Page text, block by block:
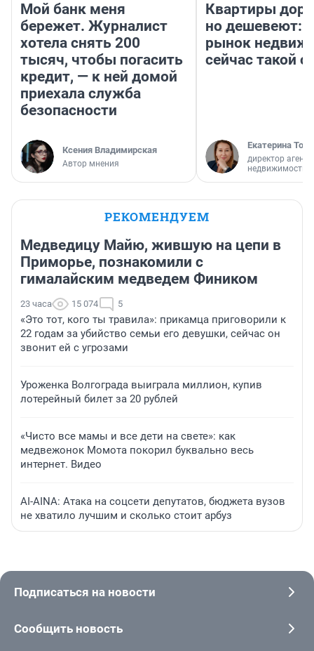
Мой банк меня
бережет. Журналист
хотела снять 200
тысяч, чтобы погасить
кредит, — к ней домой
приехала служба
безопасности
Ксения Владимирская
Автор мнения
Квартиры
но дешевеют:
рынок
сейчас такой
Екатерина
директор
недвижимости
РЕКОМЕНДУЕМ
Медведицу Майю, жившую на цепи в
Приморье, познакомили с
гималайским медведем Фиником
23 часа 15 074 5
«Это тот, кого ты травила»: прикамца приговорили к
22 годам за убийство семьи его девушки, сейчас он
звонит ей с угрозами
Уроженка Волгограда выиграла миллион, купив
лотерейный билет за 20 рублей
«Чисто все мамы и все дети на свете»: как
медвежонок Момота покорил буквально весь
интернет. Видео
AI-AINA: Атака на соцсети депутатов, бюджета вузов
не хватило лучшим и сколько стоит арбуз
Подписаться на новости
Сообщить новость